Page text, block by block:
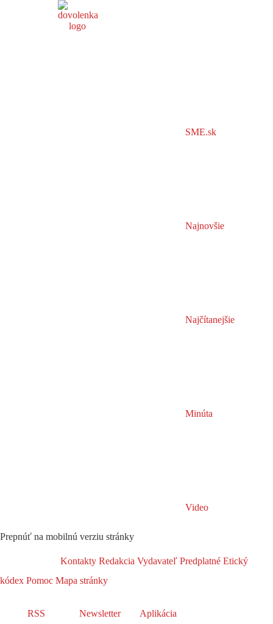
SME.sk
Najnovšie
Najčítanejšie
Minúta
Video
Prepnúť na mobilnú verziu stránky
Kontakty Redakcia Vydavateľ Predplatné Etický
kódex Pomoc Mapa stránky
RSS Newsletter Aplikácia